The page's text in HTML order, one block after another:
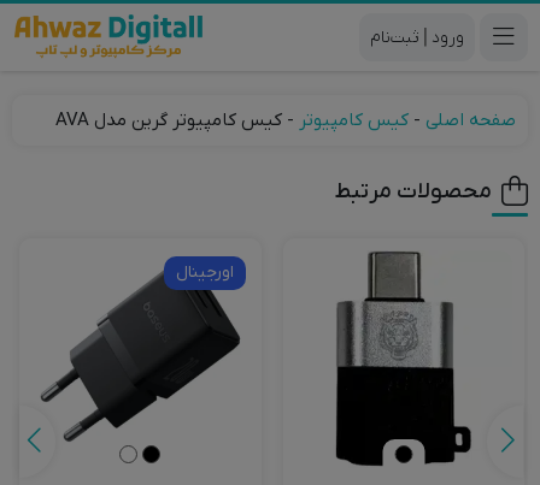
|
صفحه اصلی - کیس کامپیوتر - کیس کامپیوتر گرین مدل AVA
محصولات مرتبط
اورجینال